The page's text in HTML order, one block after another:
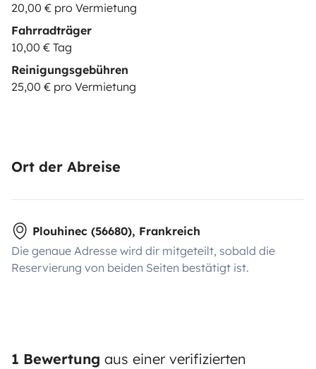
20,00 € pro Vermietung
Fahrradträger
10,00 € Tag
Reinigungsgebühren
25,00 € pro Vermietung
Ort der Abreise
Plouhinec (56680), Frankreich
Die genaue Adresse wird dir mitgeteilt, sobald die
Reservierung von beiden Seiten bestätigt ist.
1 Bewertung aus einer verifizierten